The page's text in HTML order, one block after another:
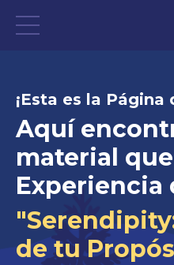
¡Esta es la Página
Aquí
material
Experiencia
de tu